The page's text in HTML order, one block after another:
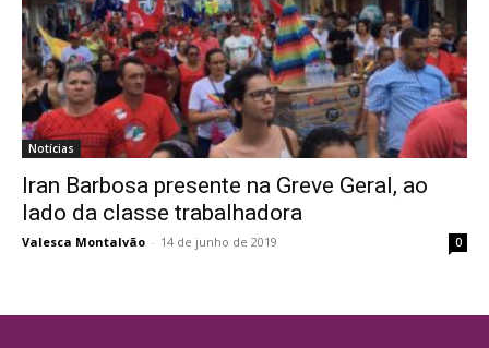
Notícias
Iran Barbosa presente na Greve Geral, ao
lado da classe trabalhadora
Valesca Montalvão - 14 de junho de 2019 0